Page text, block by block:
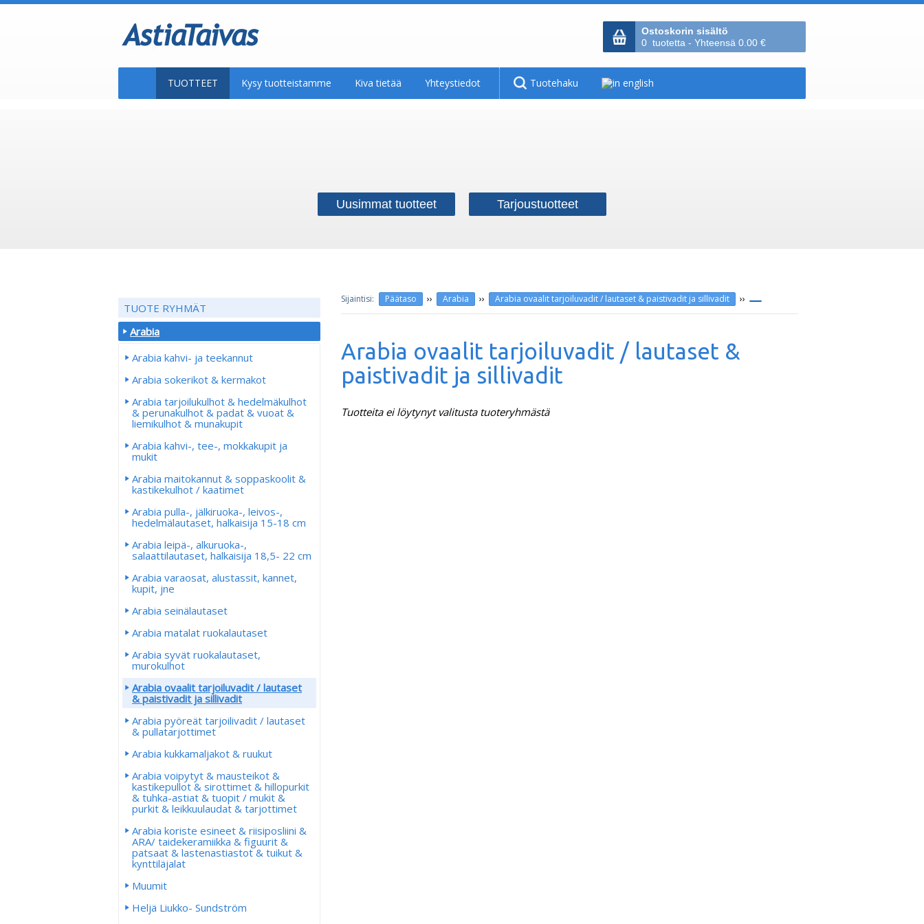
Ostoskorin sisältö
0 tuotetta - Yhteensä 0.00 €
TUOTTEET Kysy tuotteistamme Kiva tietää Yhteystiedot Tuotehaku
Uusimmat tuotteet Tarjoustuotteet
Päätaso ›› Arabia ›› Arabia ovaalit tarjoiluvadit / lautaset & paistivadit ja sillivadit ››
Arabia ovaalit tarjoiluvadit / lautaset &
paistivadit ja sillivadit
Tuotteita ei löytynyt valitusta tuoteryhmästä
TUOTE RYHMÄT
Arabia
Arabia kahvi- ja teekannut
Arabia sokerikot & kermakot
Arabia tarjoilukulhot & hedelmäkulhot
& perunakulhot & padat & vuoat &
liemikulhot & munakupit
Arabia kahvi-, tee-, mokkakupit ja
mukit
Arabia maitokannut & soppaskoolit &
kastikekulhot / kaatimet
Arabia pulla-, jälkiruoka-, leivos-,
hedelmälautaset, halkaisija 15-18 cm
Arabia leipä-, alkuruoka-,
salaattilautaset, halkaisija 18,5- 22 cm
Arabia varaosat, alustassit, kannet,
kupit, jne
Arabia seinälautaset
Arabia matalat ruokalautaset
Arabia syvät ruokalautaset,
murokulhot
Arabia ovaalit tarjoiluvadit / lautaset
& paistivadit ja sillivadit
Arabia pyöreät tarjoilivadit / lautaset
& pullatarjottimet
Arabia kukkamaljakot & ruukut
Arabia voipytyt & mausteikot &
kastikepullot & sirottimet & hillopurkit
& tuhka-astiat & tuopit / mukit &
purkit & leikkuulaudat & tarjottimet
Arabia koriste esineet & riisiposliini &
ARA/ taidekeramiikka & figuurit &
patsaat & lastenastiastot & tuikut &
kynttiläjalat
Muumit
Heljä Liukko- Sundström